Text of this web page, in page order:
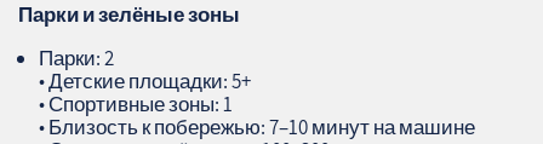
Парки и зелёные зоны
Парки: 2
• Детские площадки: 5+
• Спортивные зоны: 1
• Близость к побережью: 7–10 минут на машине